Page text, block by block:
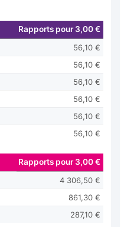
Rapports pour 3,00 €
56,10 €
56,10 €
56,10 €
56,10 €
56,10 €
56,10 €
Rapports pour 3,00 €
4 306,50 €
861,30 €
287,10 €